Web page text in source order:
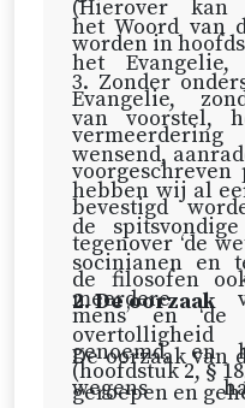
(Hierover kan
worden in
het Woord van
het
Evangelie,
bevestigd
tegenover ‘de
de filosofen
mens’ en
genoemd, en
wegens
3. Zonder
van voorstel,
wensend,
hebben wij al
de
socinianen en
meerdere
(hoofdstuk 2, §
2. De oorzaak
De oorzaak van
geroepen en